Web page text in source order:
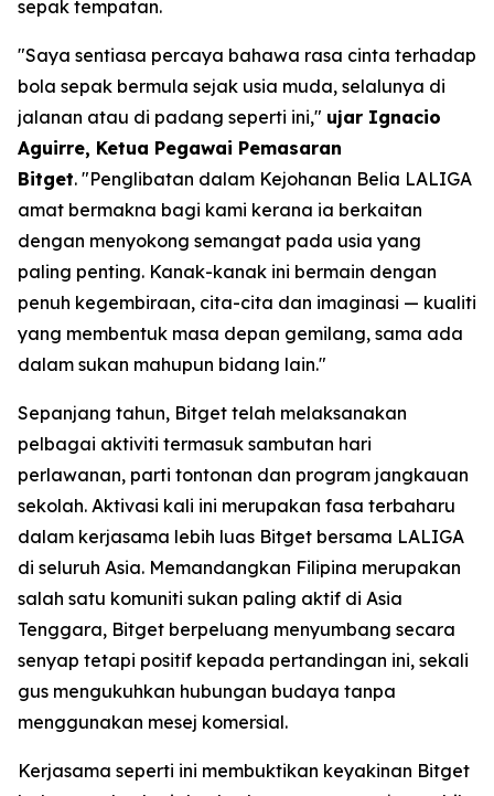
sepak tempatan.
"Saya sentiasa percaya bahawa rasa cinta terhadap
bola sepak bermula sejak usia muda, selalunya di
jalanan atau di padang seperti ini," ujar Ignacio
Aguirre, Ketua Pegawai Pemasaran
Bitget. "Penglibatan dalam Kejohanan Belia LALIGA
amat bermakna bagi kami kerana ia berkaitan
dengan menyokong semangat pada usia yang
paling penting. Kanak-kanak ini bermain dengan
penuh kegembiraan, cita-cita dan imaginasi — kualiti
yang membentuk masa depan gemilang, sama ada
dalam sukan mahupun bidang lain."
Sepanjang tahun, Bitget telah melaksanakan
pelbagai aktiviti termasuk sambutan hari
perlawanan, parti tontonan dan program jangkauan
sekolah. Aktivasi kali ini merupakan fasa terbaharu
dalam kerjasama lebih luas Bitget bersama LALIGA
di seluruh Asia. Memandangkan Filipina merupakan
salah satu komuniti sukan paling aktif di Asia
Tenggara, Bitget berpeluang menyumbang secara
senyap tetapi positif kepada pertandingan ini, sekali
gus mengukuhkan hubungan budaya tanpa
menggunakan mesej komersial.
Kerjasama seperti ini membuktikan keyakinan Bitget